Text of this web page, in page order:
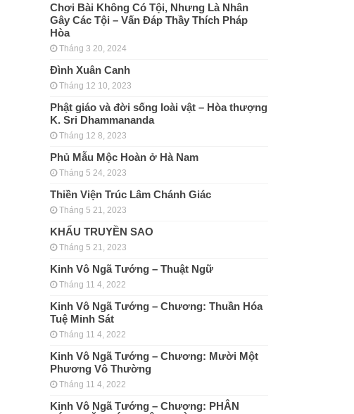
Chơi Bài Không Có Tội, Nhưng Là Nhân
Gây Các Tội – Vấn Đáp Thầy Thích Pháp
Hòa
Tháng 3 20, 2024
Đình Xuân Canh
Tháng 12 10, 2023
Phật giáo và đời sống loài vật – Hòa thượng
K. Sri Dhammananda
Tháng 12 8, 2023
Phủ Mẫu Mộc Hoàn ở Hà Nam
Tháng 5 24, 2023
Thiền Viện Trúc Lâm Chánh Giác
Tháng 5 21, 2023
KHẨU TRUYỀN SAO
Tháng 5 21, 2023
Kinh Vô Ngã Tướng – Thuật Ngữ
Tháng 11 4, 2022
Kinh Vô Ngã Tướng – Chương: Thuần Hóa
Tuệ Minh Sát
Tháng 11 4, 2022
Kinh Vô Ngã Tướng – Chương: Mười Một
Phương Vô Thường
Tháng 11 4, 2022
Kinh Vô Ngã Tướng – Chương: PHÂN